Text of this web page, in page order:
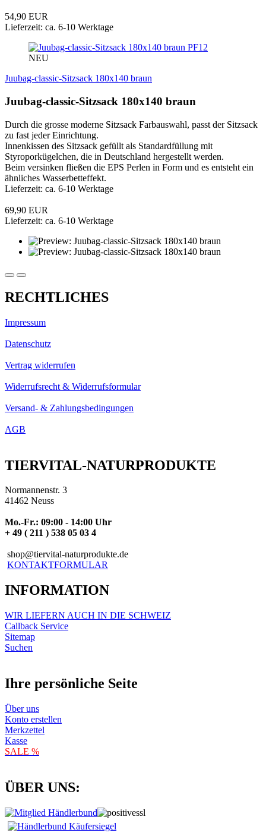
54,90 EUR
Lieferzeit: ca. 6-10 Werktage
PF12
NEU
Juubag-classic-Sitzsack 180x140 braun
Juubag-classic-Sitzsack 180x140 braun
Durch die grosse moderne Sitzsack Farbauswahl, passt der Sitzsack
zu fast jeder Einrichtung.
Innenkissen des Sitzsack gefüllt als Standardfüllung mit
Styroporkügelchen, die in Deutschland hergestellt werden.
Beim versinken fließen die EPS Perlen in Form und es entsteht ein
ähnliches Wasserbetteffekt.
Lieferzeit: ca. 6-10 Werktage
69,90 EUR
Lieferzeit: ca. 6-10 Werktage
RECHTLICHES
Impressum
Datenschutz
Vertrag widerrufen
Widerrufsrecht & Widerrufsformular
Versand- & Zahlungsbedingungen
AGB
TIERVITAL-NATURPRODUKTE
Normannenstr. 3
41462 Neuss
Mo.-Fr.: 09:00 - 14:00 Uhr
+ 49 ( 211 ) 538 05 03 4
shop@tiervital-naturprodukte.de
KONTAKTFORMULAR
INFORMATION
WIR LIEFERN AUCH IN DIE SCHWEIZ
Callback Service
Sitemap
Suchen
Ihre persönliche Seite
Über uns
Konto erstellen
Merkzettel
Kasse
SALE %
ÜBER UNS: